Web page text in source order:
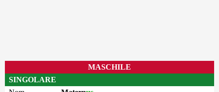
MASCHILE
SINGOLARE